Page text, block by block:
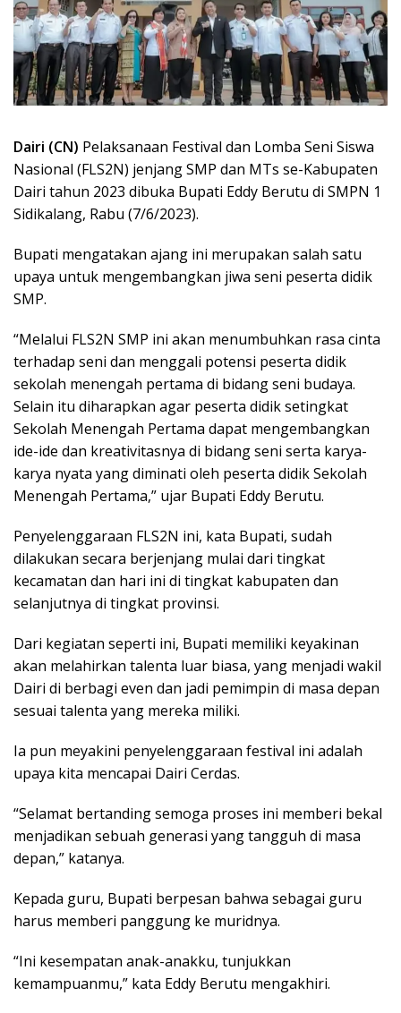
Dairi (CN) Pelaksanaan Festival dan Lomba Seni Siswa
Nasional (FLS2N) jenjang SMP dan MTs se-Kabupaten
Dairi tahun 2023 dibuka Bupati Eddy Berutu di SMPN 1
Sidikalang, Rabu (7/6/2023).
Bupati mengatakan ajang ini merupakan salah satu
upaya untuk mengembangkan jiwa seni peserta didik
SMP.
“Melalui FLS2N SMP ini akan menumbuhkan rasa cinta
terhadap seni dan menggali potensi peserta didik
sekolah menengah pertama di bidang seni budaya.
Selain itu diharapkan agar peserta didik setingkat
Sekolah Menengah Pertama dapat mengembangkan
ide-ide dan kreativitasnya di bidang seni serta karya-
karya nyata yang diminati oleh peserta didik Sekolah
Menengah Pertama,” ujar Bupati Eddy Berutu.
Penyelenggaraan FLS2N ini, kata Bupati, sudah
dilakukan secara berjenjang mulai dari tingkat
kecamatan dan hari ini di tingkat kabupaten dan
selanjutnya di tingkat provinsi.
Dari kegiatan seperti ini, Bupati memiliki keyakinan
akan melahirkan talenta luar biasa, yang menjadi wakil
Dairi di berbagi even dan jadi pemimpin di masa depan
sesuai talenta yang mereka miliki.
Ia pun meyakini penyelenggaraan festival ini adalah
upaya kita mencapai Dairi Cerdas.
“Selamat bertanding semoga proses ini memberi bekal
menjadikan sebuah generasi yang tangguh di masa
depan,” katanya.
Kepada guru, Bupati berpesan bahwa sebagai guru
harus memberi panggung ke muridnya.
“Ini kesempatan anak-anakku, tunjukkan
kemampuanmu,” kata Eddy Berutu mengakhiri.